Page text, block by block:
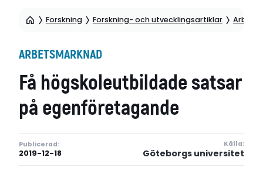
Forskning Forskning- och utvecklingsartiklar
ARBETSMARKNAD
Få högskoleutbildade satsar
på egenföretagande
Publicerad:
2019-12-18
Källa:
Göteborgs universitet